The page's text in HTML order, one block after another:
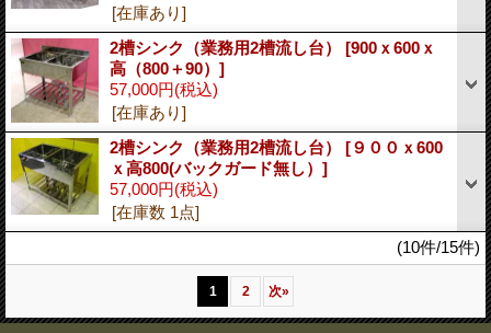
[在庫あり]
2槽シンク（業務用2槽流し台） [900ｘ600ｘ
高（800＋90）]
57,000円(税込)
[在庫あり]
2槽シンク（業務用2槽流し台） [９００ｘ600
ｘ高800(バックガード無し）]
57,000円(税込)
[在庫数 1点]
(10件/15件)
1 2 次»